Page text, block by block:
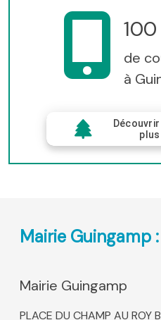
100
de
à
Mairie Guingamp
Mairie Guingamp
PLACE DU CHAMP AU